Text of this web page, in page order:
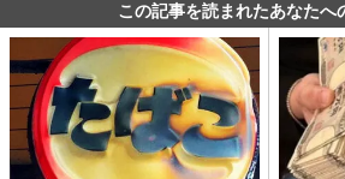
この記事を読まれたあなたへ